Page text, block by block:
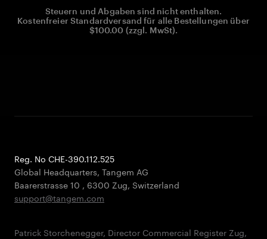
Steuern und Abgaben sind nicht enthalten.
Kostenfreier Standardversand für alle Bestellungen über
$100.00 (zzgl. MwSt).
Reg. No CHE-390.112.525
Global Headquarters, Tangem AG
Baarerstrasse 10 , 6300 Zug, Switzerland
support@tangem.com
Patrick Storchenegger, Director Commercial Register Zug,